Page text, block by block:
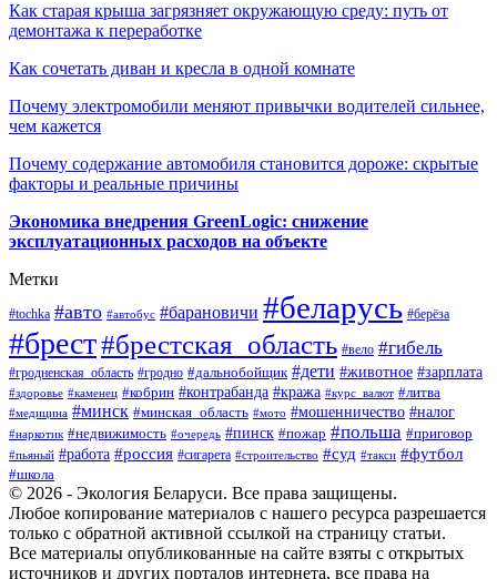
Как старая крыша загрязняет окружающую среду: путь от
демонтажа к переработке
Как сочетать диван и кресла в одной комнате
Почему электромобили меняют привычки водителей сильнее,
чем кажется
Почему содержание автомобиля становится дороже: скрытые
факторы и реальные причины
Экономика внедрения GreenLogic: снижение
эксплуатационных расходов на объекте
Метки
#tochka #авто #автобус #барановичи #беларусь #берёза
#брест#брестская_область #вело #гибель
#гродненская_область #гродно #дальнобойщик #дети #животное #зарплата
#здоровье #каменец #кобрин #контрабанда #кража #курс_валют #литва
#медицина #минск #минская_область #мото #мошенничество #налог
#наркотик #недвижимость #очередь #пинск #пожар #польша #приговор
#пьяный #работа #россия #сигарета #строительство #суд #такси #футбол
#школа
© 2026 - Экология Беларуси. Все права защищены.
Любое копирование материалов с нашего ресурса разрешается
только с обратной активной ссылкой на страницу статьи.
Все материалы опубликованные на сайте взяты с открытых
источников и других порталов интернета, все права на